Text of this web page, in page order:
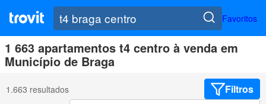
Favoritos
1 663 apartamentos t4 centro à venda em
Município de Braga
1.663 resultados Filtros